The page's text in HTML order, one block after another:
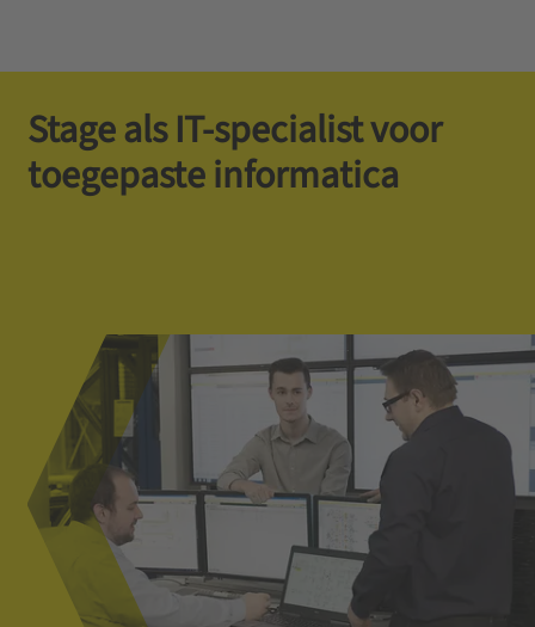
Stage als IT-specialist voor
toegepaste informatica